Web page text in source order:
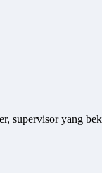
supervisor yang